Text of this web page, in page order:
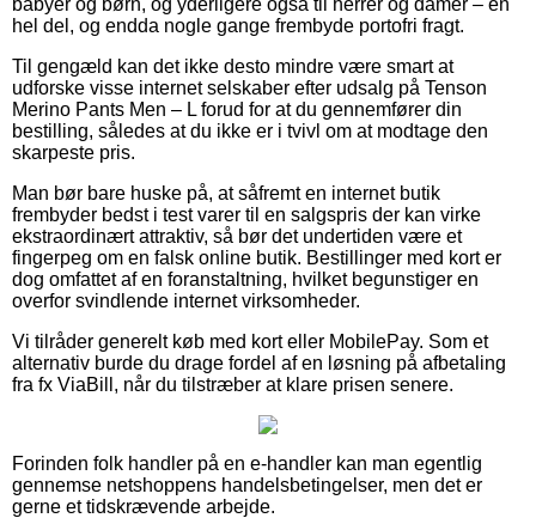
hel del, og endda nogle gange frembyde portofri fragt.
Til gengæld kan det ikke desto mindre være smart at
udforske visse internet selskaber efter udsalg på Tenson
Merino Pants Men – L forud for at du gennemfører din
bestilling, således at du ikke er i tvivl om at modtage den
skarpeste pris.
Man bør bare huske på, at såfremt en internet butik
frembyder bedst i test varer til en salgspris der kan virke
ekstraordinært attraktiv, så bør det undertiden være et
fingerpeg om en falsk online butik. Bestillinger med kort er
dog omfattet af en foranstaltning, hvilket begunstiger en
overfor svindlende internet virksomheder.
Vi tilråder generelt køb med kort eller MobilePay. Som et
alternativ burde du drage fordel af en løsning på afbetaling
fra fx ViaBill, når du tilstræber at klare prisen senere.
Forinden folk handler på en e-handler kan man egentlig
gennemse netshoppens handelsbetingelser, men det er
gerne et tidskrævende arbejde.